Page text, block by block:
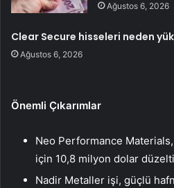
Ağustos 6, 2026
Clear Secure hisseleri neden
Ağustos 6, 2026
Önemli Çıkarımlar
Neo Performance Materials,
için 10,8 milyon dolar
Nadir Metaller işi, güçlü